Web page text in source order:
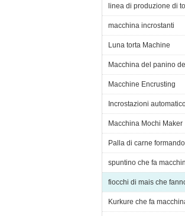
linea di produzione di
macchina incrostanti
Luna torta Machine
Macchina del panino
Macchine Encrusting
Incrostazioni
Macchina Mochi Maker
Palla di carne
spuntino che fa
fiocchi di mais che
Kurkure che fa